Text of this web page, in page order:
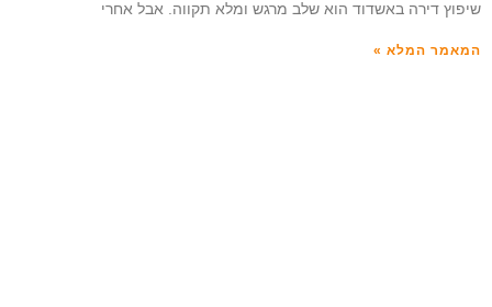
שיפוץ דירה באשדוד הוא שלב מרגש ומלא תקווה. אבל אחרי
המאמר המלא »